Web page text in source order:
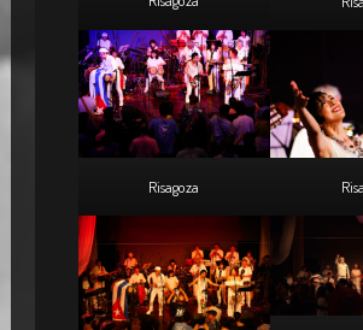
Risagoza